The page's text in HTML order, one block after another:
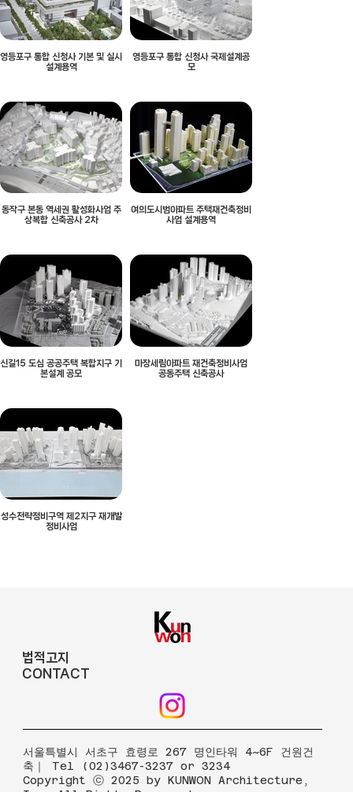
영등포구 통합 신청사 기본 및 실시
설계용역
영등포구 통합 신청사 국제설계공
모
동작구 본동 역세권 활성화사업 주
상복합 신축공사 2차
여의도시범아파트 주택재건축정비
사업 설계용역
신길15 도심 공공주택 복합지구 기
본설계 공모
마장세림아파트 재건축정비사업
공동주택 신축공사
성수전략정비구역 제2지구 재개발
정비사업
법적고지
CONTACT
​서울특별시 서초구 효령로 267 명인타워 4~6F 건원건
축｜ Tel (02)3467-3237 or 3234
Copyright ⓒ 2025 by KUNWON Architecture,